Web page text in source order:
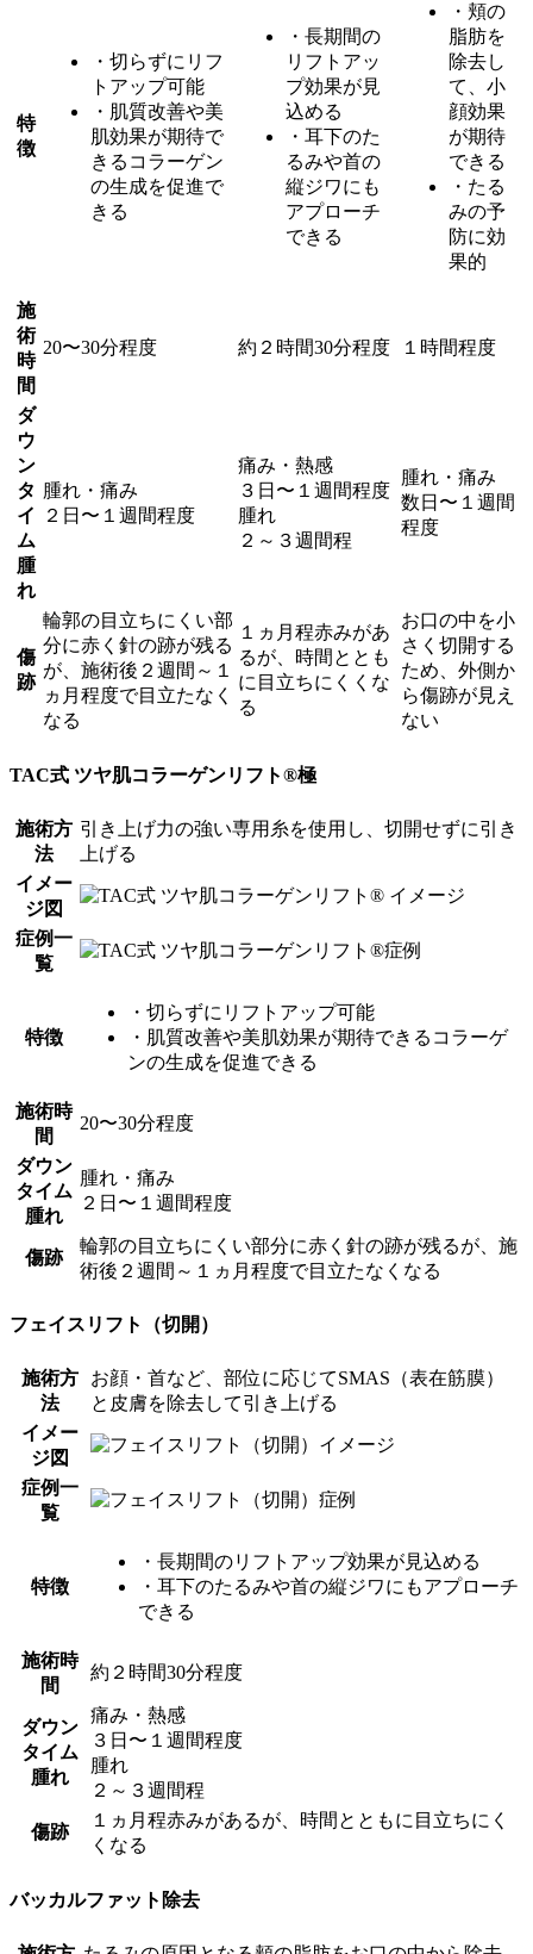
特
徴
・切らずにリフ
トアップ可能
・肌質改善や美
肌効果が期待で
きるコラーゲン
の生成を促進で
きる
・長期間の
リフトアッ
プ効果が見
込める
・耳下のた
るみや首の
縦ジワにも
アプローチ
できる
・頬の
脂肪を
除去し
て、小
顔効果
が期待
できる
・たる
みの予
防に効
果的
施
術
時
間
20〜30分程度 約２時間30分程度 １時間程度
ダ
ウ
ン
タ
イ
ム
腫
れ
腫れ・痛み
２日〜１週間程度
痛み・熱感
３日〜１週間程度
腫れ
２～３週間程
腫れ・痛み
数日〜１週間
程度
傷
跡
輪郭の目立ちにくい部
分に赤く針の跡が残る
が、施術後２週間～１
ヵ月程度で目立たなく
なる
１ヵ月程赤みがあ
るが、時間ととも
に目立ちにくくな
る
お口の中を小
さく切開する
ため、外側か
ら傷跡が見え
ない
TAC式 ツヤ肌コラーゲンリフト®極
施術方
法
引き上げ力の強い専用糸を使用し、切開せずに引き
上げる
イメー
ジ図
症例一
覧
特徴
・切らずにリフトアップ可能
・肌質改善や美肌効果が期待できるコラーゲ
ンの生成を促進できる
施術時
間
20〜30分程度
ダウン
タイム
腫れ
腫れ・痛み
２日〜１週間程度
傷跡
輪郭の目立ちにくい部分に赤く針の跡が残るが、施
術後２週間～１ヵ月程度で目立たなくなる
フェイスリフト（切開）
施術方
法
お顔・首など、部位に応じてSMAS（表在筋膜）
と皮膚を除去して引き上げる
イメー
ジ図
症例一
覧
特徴
・長期間のリフトアップ効果が見込める
・耳下のたるみや首の縦ジワにもアプローチ
できる
施術時
間
約２時間30分程度
ダウン
タイム
腫れ
痛み・熱感
３日〜１週間程度
腫れ
２～３週間程
傷跡
１ヵ月程赤みがあるが、時間とともに目立ちにく
くなる
バッカルファット除去